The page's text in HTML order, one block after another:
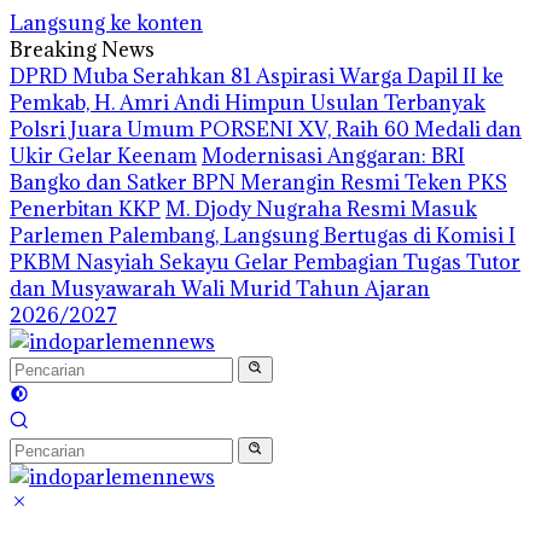
Langsung ke konten
Breaking News
DPRD Muba Serahkan 81 Aspirasi Warga Dapil II ke
Pemkab, H. Amri Andi Himpun Usulan Terbanyak
Polsri Juara Umum PORSENI XV, Raih 60 Medali dan
Ukir Gelar KeenamModernisasi Anggaran: BRI
Bangko dan Satker BPN Merangin Resmi Teken PKS
Penerbitan KKP M. Djody Nugraha Resmi Masuk
Parlemen Palembang, Langsung Bertugas di Komisi I
PKBM Nasyiah Sekayu Gelar Pembagian Tugas Tutor
dan Musyawarah Wali Murid Tahun Ajaran
2026/2027